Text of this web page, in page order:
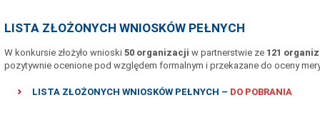
LISTA ZŁOŻONYCH WNIOSKÓW PEŁNYCH
W konkursie złożyło wnioski 50 organizacji w partnerstwie ze 121
pozytywnie ocenione pod względem formalnym i przekazane do oceny
LISTA ZŁOŻONYCH WNIOSKÓW PEŁNYCH – DO POBRANIA